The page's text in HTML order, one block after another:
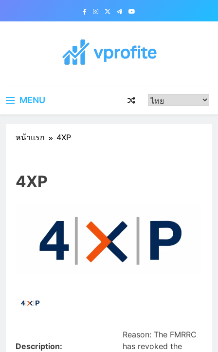
MENU
หน้าแรก 4XP
4XP
Description:
Reason: The FMRRC
has revoked the